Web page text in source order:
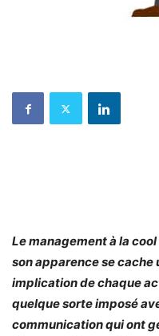
Le management à la
son apparence se
implication de chaque
quelque sorte imposé
communication qui ont